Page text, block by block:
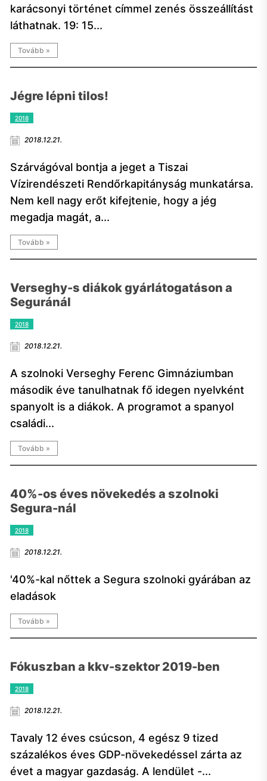
karácsonyi történet címmel zenés összeállítást
láthatnak. 19: 15...
Tovább »
Jégre lépni tilos!
2018
2018.12.21.
Szárvágóval bontja a jeget a Tiszai
Vízirendészeti Rendőrkapitányság munkatársa.
Nem kell nagy erőt kifejtenie, hogy a jég
megadja magát, a...
Tovább »
Verseghy-s diákok gyárlátogatáson a
Seguránál
2018
2018.12.21.
A szolnoki Verseghy Ferenc Gimnáziumban
második éve tanulhatnak fő idegen nyelvként
spanyolt is a diákok. A programot a spanyol
családi...
Tovább »
40%-os éves növekedés a szolnoki
Segura-nál
2018
2018.12.21.
'40%-kal nőttek a Segura szolnoki gyárában az
eladások
Tovább »
Fókuszban a kkv-szektor 2019-ben
2018
2018.12.21.
Tavaly 12 éves csúcson, 4 egész 9 tized
százalékos éves GDP-növekedéssel zárta az
évet a magyar gazdaság. A lendület -...